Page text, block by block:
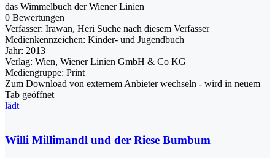
das Wimmelbuch der Wiener Linien
0 Bewertungen
Verfasser: Irawan, Heri Suche nach diesem Verfasser
Medienkennzeichen: Kinder- und Jugendbuch
Jahr: 2013
Verlag: Wien, Wiener Linien GmbH & Co KG
Mediengruppe: Print
Zum Download von externem Anbieter wechseln - wird in neuem
Tab geöffnet
lädt
Willi Millimandl und der Riese Bumbum